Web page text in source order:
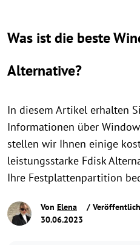
Was ist die beste
Alternative?
In diesem Artikel erhalten
Informationen über
stellen wir Ihnen einige
leistungsstarke Fdisk
Ihre Festplattenpartition
Von Elena
/
30.06.2023